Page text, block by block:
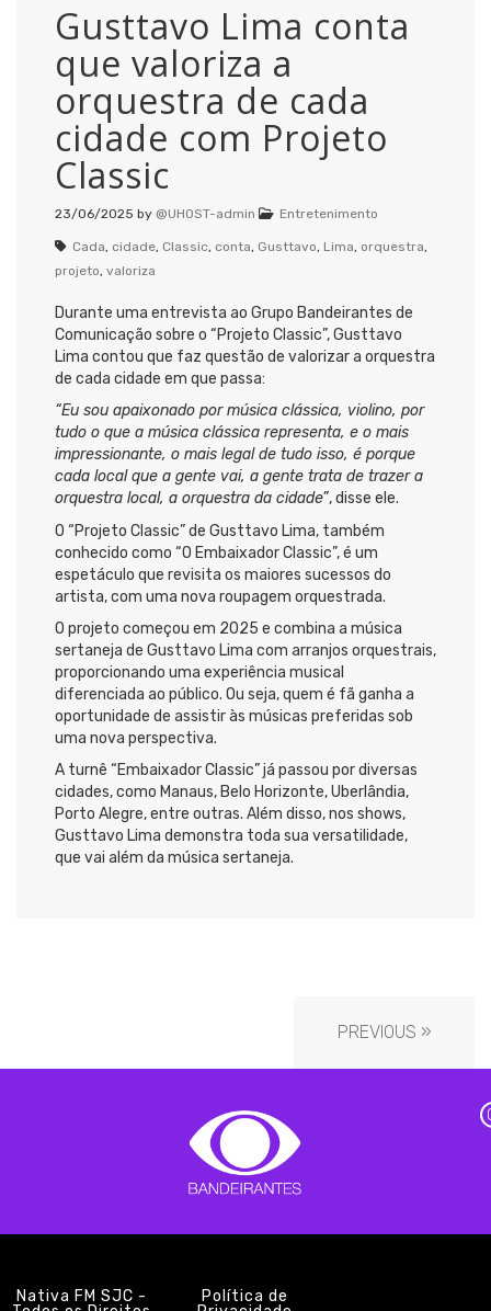
Gusttavo Lima conta
que valoriza a
orquestra de cada
cidade com Projeto
Classic
23/06/2025 by @UHOST-admin Entretenimento
Cada, cidade, Classic, conta, Gusttavo, Lima, orquestra,
projeto, valoriza
Durante uma entrevista ao Grupo Bandeirantes de
Comunicação sobre o “Projeto Classic”, Gusttavo
Lima contou que faz questão de valorizar a orquestra
de cada cidade em que passa:
“Eu sou apaixonado por música clássica, violino, por
tudo o que a música clássica representa, e o mais
impressionante, o mais legal de tudo isso, é porque
cada local que a gente vai, a gente trata de trazer a
orquestra local, a orquestra da cidade”, disse ele.
O “Projeto Classic” de Gusttavo Lima, também
conhecido como “O Embaixador Classic”, é um
espetáculo que revisita os maiores sucessos do
artista, com uma nova roupagem orquestrada.
O projeto começou em 2025 e combina a música
sertaneja de Gusttavo Lima com arranjos orquestrais,
proporcionando uma experiência musical
diferenciada ao público. Ou seja, quem é fã ganha a
oportunidade de assistir às músicas preferidas sob
uma nova perspectiva.
A turnê “Embaixador Classic” já passou por diversas
cidades, como Manaus, Belo Horizonte, Uberlândia,
Porto Alegre, entre outras. Além disso, nos shows,
Gusttavo Lima demonstra toda sua versatilidade,
que vai além da música sertaneja.
PREVIOUS »
Nativa FM SJC -
Política de